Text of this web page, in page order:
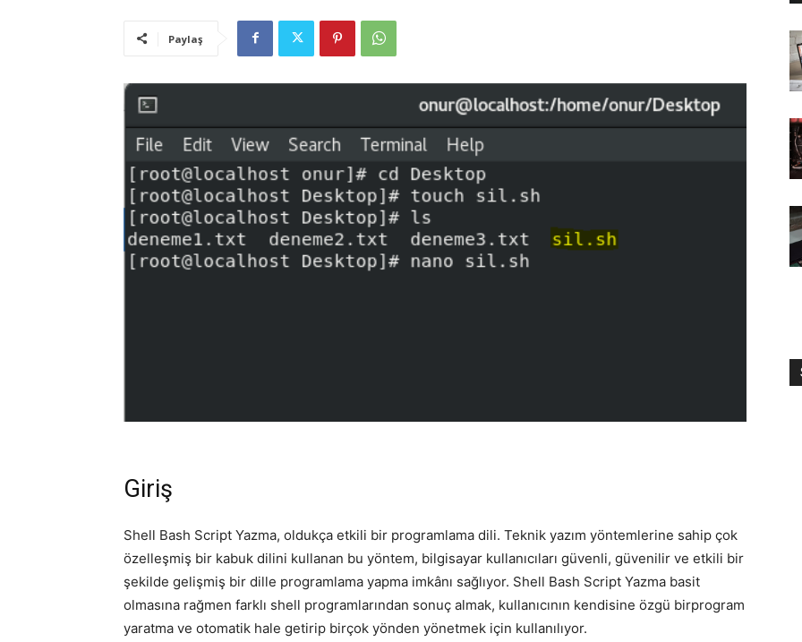
Paylaş
Giriş
Shell Bash Script Yazma, oldukça etkili bir programlama dili. Teknik yazım yöntemlerine sahip çok
özelleşmiş bir kabuk dilini kullanan bu yöntem, bilgisayar kullanıcıları güvenli, güvenilir ve etkili bir
şekilde gelişmiş bir dille programlama yapma imkânı sağlıyor. Shell Bash Script Yazma basit
olmasına rağmen farklı shell programlarından sonuç almak, kullanıcının kendisine özgü birprogram
yaratma ve otomatik hale getirip birçok yönden yönetmek için kullanılıyor.